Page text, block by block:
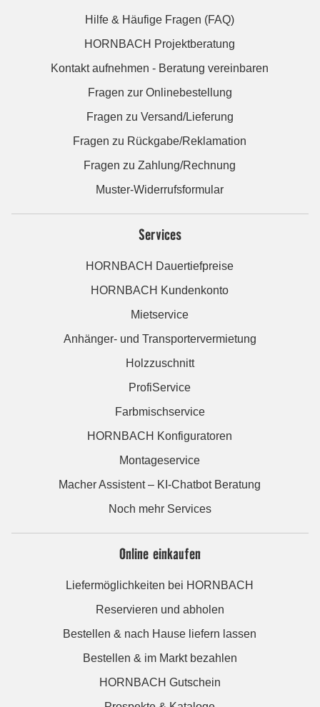
Hilfe & Häufige Fragen (FAQ)
HORNBACH Projektberatung
Kontakt aufnehmen - Beratung vereinbaren
Fragen zur Onlinebestellung
Fragen zu Versand/Lieferung
Fragen zu Rückgabe/Reklamation
Fragen zu Zahlung/Rechnung
Muster-Widerrufsformular
Services
HORNBACH Dauertiefpreise
HORNBACH Kundenkonto
Mietservice
Anhänger- und Transportervermietung
Holzzuschnitt
ProfiService
Farbmischservice
HORNBACH Konfiguratoren
Montageservice
Macher Assistent – KI-Chatbot Beratung
Noch mehr Services
Online einkaufen
Liefermöglichkeiten bei HORNBACH
Reservieren und abholen
Bestellen & nach Hause liefern lassen
Bestellen & im Markt bezahlen
HORNBACH Gutschein